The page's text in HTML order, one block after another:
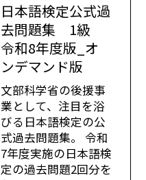
日本語検定公式過
去問題集 1級
令和8年度版_オ
ンデマンド版
文部科学省の後援事
業として、注目を浴
びる日本語検定の公
式過去問題集。 令和
7年度実施の日本語検
定の過去問題2回分を